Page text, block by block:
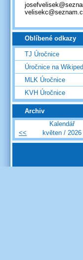
Oblíbené odkazy
TJ Úročnice
Úročnice na
MLK Úročnice
KVH Úročnice
Archiv
Kalendář
<<
květen / 2026